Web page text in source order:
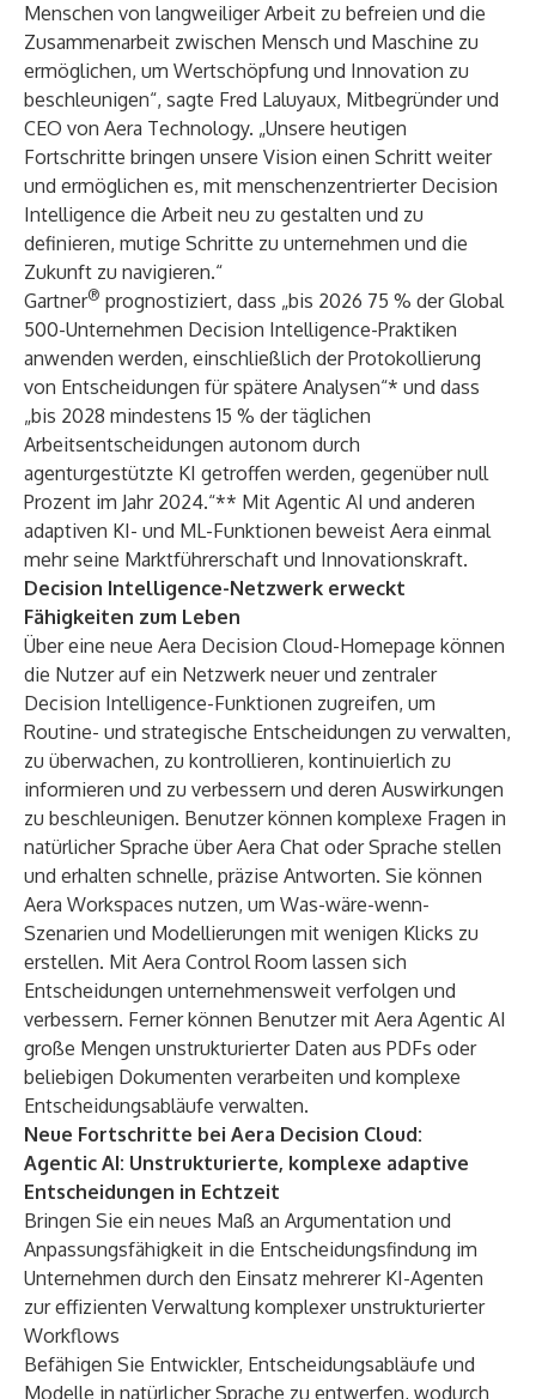
Menschen von langweiliger Arbeit zu befreien und die
Zusammenarbeit zwischen Mensch und Maschine zu
ermöglichen, um Wertschöpfung und Innovation zu
beschleunigen“, sagte Fred Laluyaux, Mitbegründer und
CEO von Aera Technology. „Unsere heutigen
Fortschritte bringen unsere Vision einen Schritt weiter
und ermöglichen es, mit menschenzentrierter Decision
Intelligence die Arbeit neu zu gestalten und zu
definieren, mutige Schritte zu unternehmen und die
Zukunft zu navigieren.“
Gartner® prognostiziert, dass „bis 2026 75 % der Global
500-Unternehmen Decision Intelligence-Praktiken
anwenden werden, einschließlich der Protokollierung
von Entscheidungen für spätere Analysen“* und dass
„bis 2028 mindestens 15 % der täglichen
Arbeitsentscheidungen autonom durch
agenturgestützte KI getroffen werden, gegenüber null
Prozent im Jahr 2024.“** Mit Agentic AI und anderen
adaptiven KI- und ML-Funktionen beweist Aera einmal
mehr seine Marktführerschaft und Innovationskraft.
Decision Intelligence-Netzwerk erweckt
Fähigkeiten zum Leben
Über eine neue Aera Decision Cloud-Homepage können
die Nutzer auf ein Netzwerk neuer und zentraler
Decision Intelligence-Funktionen zugreifen, um
Routine- und strategische Entscheidungen zu verwalten,
zu überwachen, zu kontrollieren, kontinuierlich zu
informieren und zu verbessern und deren Auswirkungen
zu beschleunigen. Benutzer können komplexe Fragen in
natürlicher Sprache über Aera Chat oder Sprache stellen
und erhalten schnelle, präzise Antworten. Sie können
Aera Workspaces nutzen, um Was-wäre-wenn-
Szenarien und Modellierungen mit wenigen Klicks zu
erstellen. Mit Aera Control Room lassen sich
Entscheidungen unternehmensweit verfolgen und
verbessern. Ferner können Benutzer mit Aera Agentic AI
große Mengen unstrukturierter Daten aus PDFs oder
beliebigen Dokumenten verarbeiten und komplexe
Entscheidungsabläufe verwalten.
Neue Fortschritte bei Aera Decision Cloud:
Agentic AI: Unstrukturierte, komplexe adaptive
Entscheidungen in Echtzeit
Bringen Sie ein neues Maß an Argumentation und
Anpassungsfähigkeit in die Entscheidungsfindung im
Unternehmen durch den Einsatz mehrerer KI-Agenten
zur effizienten Verwaltung komplexer unstrukturierter
Workflows
Befähigen Sie Entwickler, Entscheidungsabläufe und
Modelle in natürlicher Sprache zu entwerfen, wodurch